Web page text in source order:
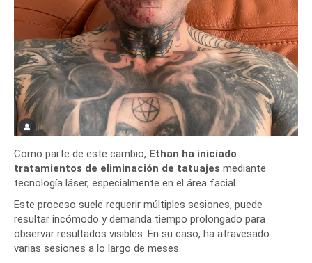
Como parte de este cambio, Ethan ha iniciado
tratamientos de eliminación de tatuajes mediante
tecnología láser, especialmente en el área facial.
Este proceso suele requerir múltiples sesiones, puede
resultar incómodo y demanda tiempo prolongado para
observar resultados visibles. En su caso, ha atravesado
varias sesiones a lo largo de meses.